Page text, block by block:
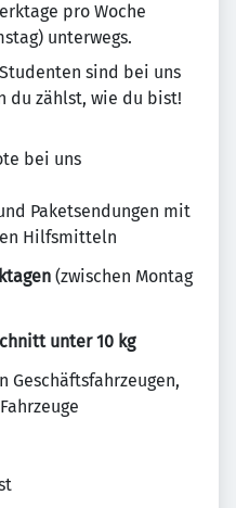
pro Woche
unterwegs.
sind bei uns
du zählst, wie du bist!
bei uns
Paketsendungen mit
Hilfsmitteln
(zwischen Montag
unter 10 kg
Geschäftsfahrzeugen,